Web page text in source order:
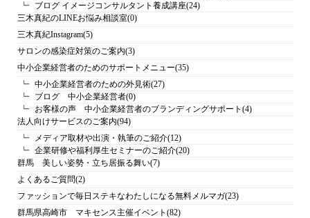
ブログ イメージコンサルタント養成講座(24)
三木真紀のLINEお悩み相談室(0)
三木真紀Instagram(5)
サロンの感染症対策のご案内(3)
中小企業経営者のためのサポートメニュー(35)
中小企業経営者のための外見術(27)
ブログ 中小企業経営者(0)
お客様の声 中小企業経営者のブランディングサポート (4)
法人向けサービスのご案内(94)
メディア取材や出演・執筆のご紹介(12)
企業研修や福利厚生セミナーのご紹介(20)
群馬 美しい姿勢・立ち居振る舞い(7)
よくあるご質問(2)
ファッションで毎日ステキなわたしになる無料メルマガ(23)
群馬県高崎市 マキセンス主催イベント (82)